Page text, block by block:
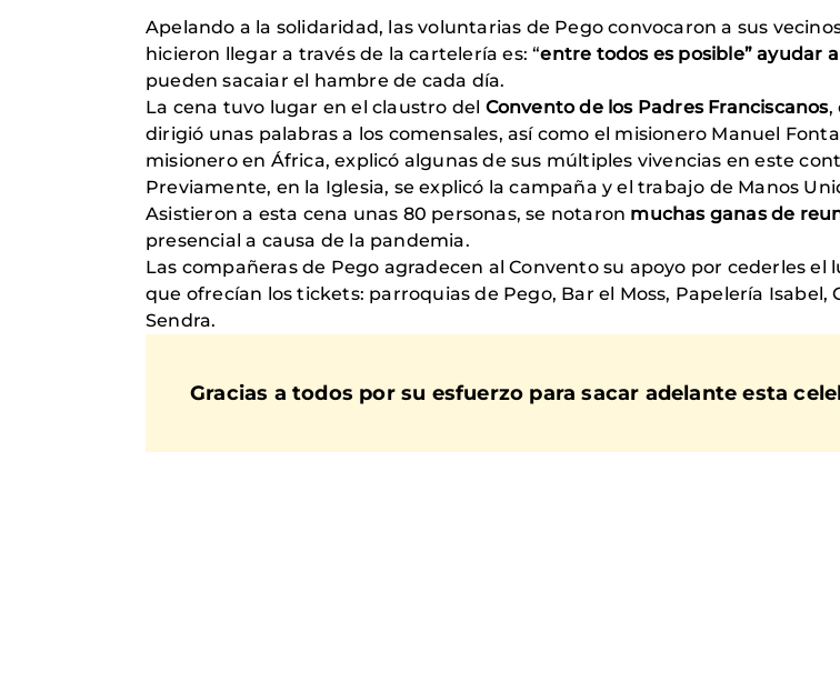
Apelando a la solidaridad, las voluntarias de Pego convocaron a sus
hicieron llegar a través de la cartelería es: “entre todos es posible” ayudar
pueden sacaiar el hambre de cada día.
La cena tuvo lugar en el claustro del Convento de los Padres Franciscanos,
dirigió unas palabras a los comensales, así como el misionero Manuel
misionero en África, explicó algunas de sus múltiples vivencias en este
Previamente, en la Iglesia, se explicó la campaña y el trabajo de Manos
Asistieron a esta cena unas 80 personas, se notaron muchas ganas de
presencial a causa de la pandemia.
Las compañeras de Pego agradecen al Convento su apoyo por cederles el
que ofrecían los tickets: parroquias de Pego, Bar el Moss, Papelería
Sendra.
Gracias a todos por su esfuerzo para sacar adelante esta